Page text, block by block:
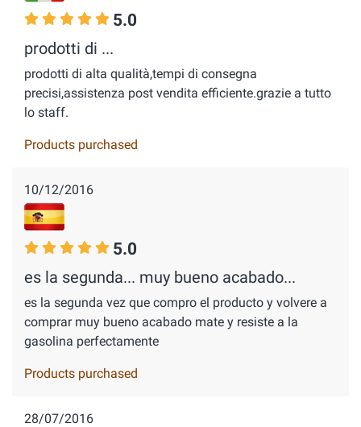
5.0
prodotti di ...
prodotti di alta qualità,tempi di consegna
precisi,assistenza post vendita efficiente.grazie a tutto
lo staff.
Products purchased
10/12/2016
5.0
es la segunda... muy bueno acabado...
es la segunda vez que compro el producto y volvere a
comprar muy bueno acabado mate y resiste a la
gasolina perfectamente
Products purchased
28/07/2016